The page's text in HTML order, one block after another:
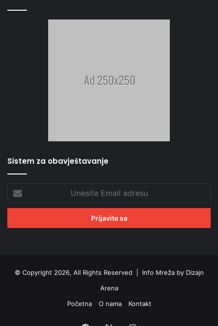
Sistem za obavještavanje
Email
adresu
© Copyright 2026, All Rights Reserved | Info Mreža by Dizajn
Arena
Početna
O nama Kontakt